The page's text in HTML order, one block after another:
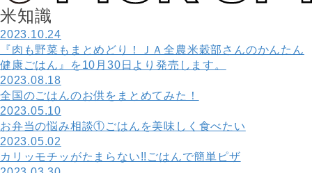
米知識
2023.10.24
『肉も野菜もまとめどり！ＪＡ全農米穀部さんのかんたん
健康ごはん』を10月30日より発売します。
2023.08.18
全国のごはんのお供をまとめてみた！
2023.05.10
お弁当の悩み相談①ごはんを美味しく食べたい
2023.05.02
カリッモチッがたまらない!!ごはんで簡単ピザ